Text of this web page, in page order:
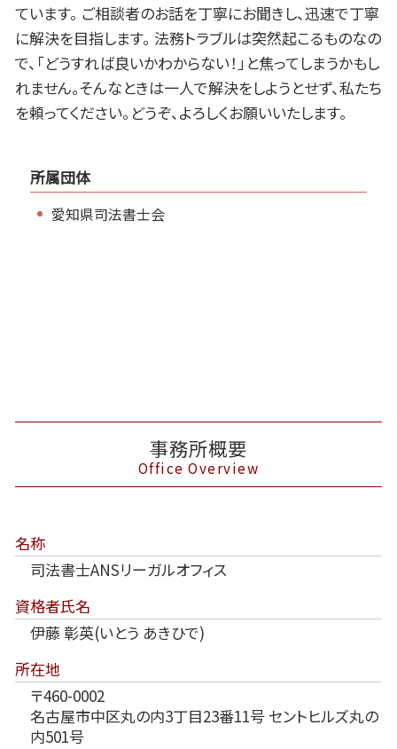
ています。 ご相談者のお話を丁寧にお聞きし、迅速で丁寧
に解決を目指します。 法務トラブルは突然起こるものなの
で、「どうすれば良いかわからない！」と焦ってしまうかもし
れません。そんなときは一人で解決をしようとせず、私たち
を頼ってください。どうぞ、よろしくお願いいたします。
所属団体
愛知県司法書士会
事務所概要
Office Overview
名称
司法書士ANSリーガルオフィス
資格者氏名
伊藤 彰英(いとう あきひで)
所在地
〒460-0002
名古屋市中区丸の内3丁目23番11号 セントヒルズ丸の
内501号